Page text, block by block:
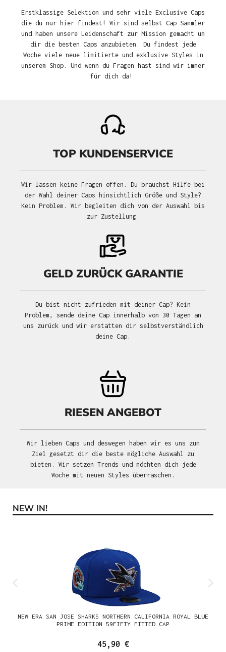
Erstklassige Selektion und sehr viele Exclusive Caps
die du nur hier findest! Wir sind selbst Cap Sammler
und haben unsere Leidenschaft zur Mission gemacht um
dir die besten Caps anzubieten. Du findest jede
Woche viele neue limitierte und exklusive Styles in
unserem Shop. Und wenn du Fragen hast sind wir immer
für dich da!
TOP KUNDENSERVICE
Wir lassen keine Fragen offen. Du brauchst Hilfe bei
der Wahl deiner Caps hinsichtlich Größe und Style?
Kein Problem. Wir begleiten dich von der Auswahl bis
zur Zustellung.
GELD ZURÜCK GARANTIE
Du bist nicht zufrieden mit deiner Cap? Kein
Problem, sende deine Cap innerhalb von 30 Tagen an
uns zurück und wir erstatten dir selbstverständlich
deine Cap.
RIESEN ANGEBOT
Wir lieben Caps und deswegen haben wir es uns zum
Ziel gesetzt dir die beste mögliche Auswahl zu
bieten. Wir setzen Trends und möchten dich jede
Woche mit neuen Styles überraschen.
Produktgalerie überspringen
NEW IN!
NEW ERA SAN JOSE SHARKS NORTHERN CALIFORNIA ROYAL BLUE
PRIME EDITION 59FIFTY FITTED CAP
45,90 €